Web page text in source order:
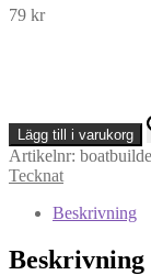
79 kr
Boat
Builders
(Standard
8)
Lägg till i varukorg
Artikelnr:
Tecknat
Beskrivning
Beskrivning